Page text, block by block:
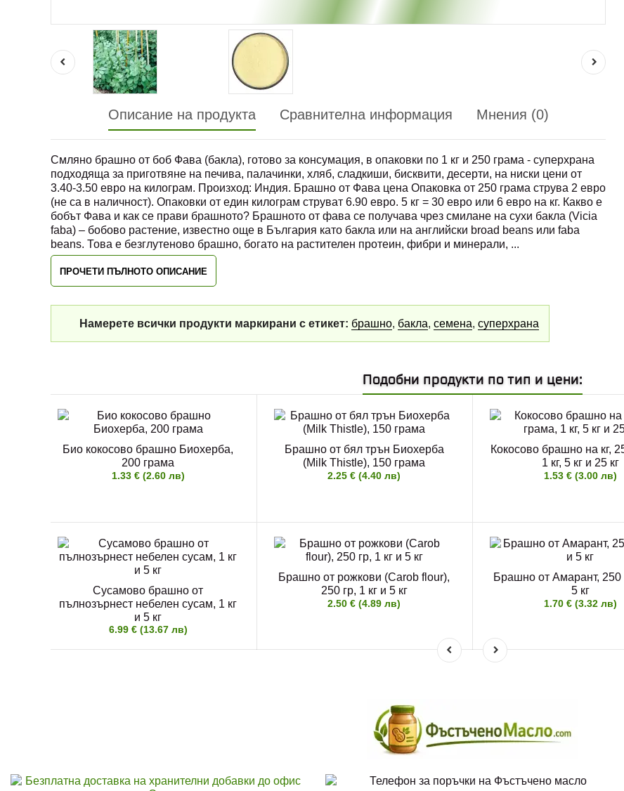
Описание на продукта Сравнителна информация Мнения (0)
Смляно брашно от боб Фава (бакла), готово за консумация, в опаковки по 1 кг и 250 грама - суперхрана
подходяща за приготвяне на печива, палачинки, хляб, сладкиши, бисквити, десерти, на ниски цени от
3.40-3.50 евро на килограм. Произход: Индия. Брашно от Фава цена Опаковка от 250 грама струва 2 евро
(не са в наличност). Опаковки от един килограм струват 6.90 евро. 5 кг = 30 евро или 6 евро на кг. Какво е
бобът Фава и как се прави брашното? Брашното от фава се получава чрез смилане на сухи бакла (Vicia
faba) – бобово растение, известно още в България като бакла или на английски broad beans или faba
beans. Това е безглутеново брашно, богато на растителен протеин, фибри и минерали, ...
ПРОЧЕТИ ПЪЛНОТО ОПИСАНИЕ
Намерете всички продукти маркирани с етикет: брашно, бакла, семена, суперхрана
Подобни продукти по тип и цени:
Био кокосово брашно Биохерба,
200 грама
1.33 € (2.60 лв)
Брашно от бял трън Биохерба
(Milk Thistle), 150 грама
2.25 € (4.40 лв)
Кокосово брашно на кг,
1 кг, 5 кг и 25 кг
1.53 € (3.00 лв)
Сусамово брашно от
пълнозърнест небелен сусам, 1 кг
и 5 кг
6.99 € (13.67 лв)
Брашно от рожкови (Carob flour),
250 гр, 1 кг и 5 кг
2.50 € (4.89 лв)
Брашно от Амарант, 250
5 кг
1.70 € (3.32 лв)